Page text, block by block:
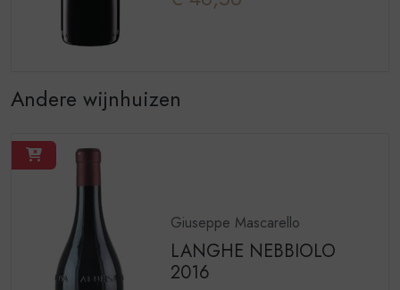
Andere wijnhuizen
Giuseppe Mascarello
LANGHE NEBBIOLO
2016